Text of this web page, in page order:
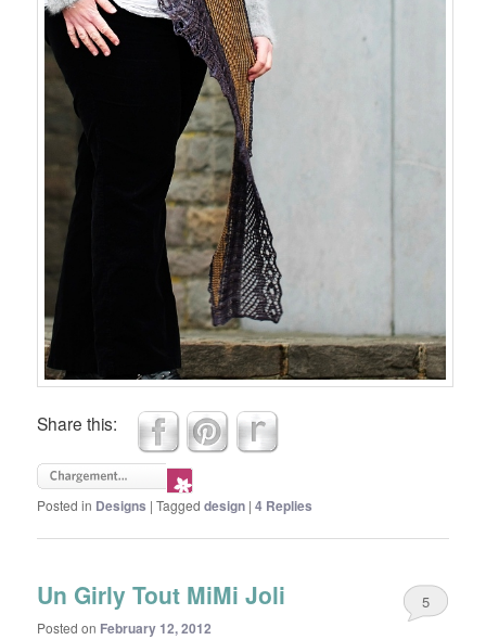
Share this:
Posted in Designs |Tagged design |4 Replies
Un Girly Tout MiMi Joli
Posted on February 12, 2012
5